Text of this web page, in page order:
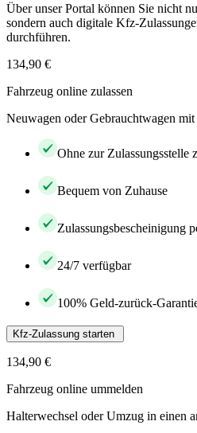
Über unser Portal können Sie nicht
sondern auch digitale Kfz-
durchführen.
134,90 €
Fahrzeug online zulassen
Neuwagen oder Gebrauchtwagen
Ohne zur Zulassungsstelle
Bequem von Zuhause
Zulassungsbescheinigung
24/7 verfügbar
100% Geld-zurück-
Kfz-Zulassung starten
134,90 €
Fahrzeug online ummelden
Halterwechsel oder Umzug in einen